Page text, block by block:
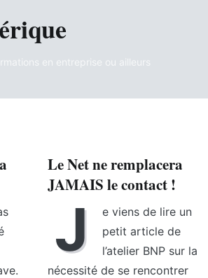
en entreprise ou ailleurs
Le Net ne remplacera
JAMAIS le contact !
J
e viens de lire un
petit article de
l’atelier BNP sur la
nécessité de se rencontrer